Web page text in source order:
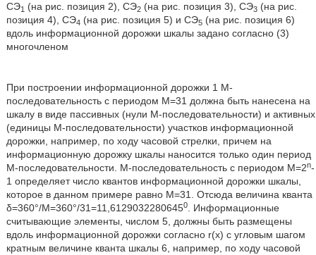
CЭ1 (на рис. позиция 2), СЭ2(на рис. позиция 3), СЭ3(на рис.
позиция 4), СЭ4 (на рис. позиция 5) и СЭ5(на рис. позиция 6)
вдоль информационной дорожки шкалы задано согласно (3)
многочленом
При построении информационной дорожки 1 М-
последовательность с периодом М=31 должна быть нанесена на
шкалу в виде пассивных (нули М-последовательности) и активных
(единицы М-последовательности) участков информационной
дорожки, например, по ходу часовой стрелки, причем на
информационную дорожку шкалы наносится только один период
М-последовательности. М-последовательность с периодом М=2n-
1 определяет число квантов информационной дорожки шкалы,
которое в данном примере равно М=31. Отсюда величина кванта
δ=360°/M=360°/31=11,61290322806450. Информационные
считывающие элементы, числом 5, должны быть размещены
вдоль информационной дорожки согласно r(х) с угловым шагом
кратным величине кванта шкалы 6, например, по ходу часовой